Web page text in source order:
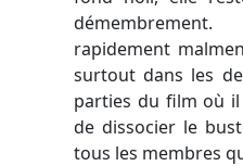
rapidement
surtout dans les
parties du film où
de dissocier le
tous les membres